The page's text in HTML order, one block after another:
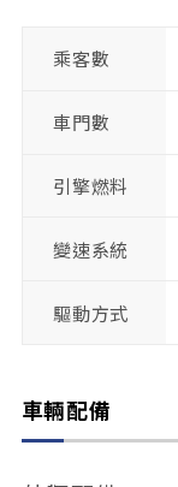
乘客數
車門數
引擎燃料
變速系統
驅動方式
車輛配備